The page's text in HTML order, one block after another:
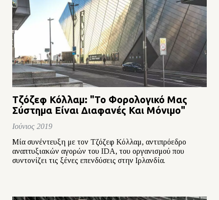
Τζόζεφ Κόλλαμ: "Το Φορολογικό Μας
Σύστημα Είναι Διαφανές Και Μόνιμο"
Ιούνιος 2019
Μία συνέντευξη με τον Τζόζεφ Κόλλαμ, αντιπρόεδρο
αναπτυξιακών αγορών του IDA, του οργανισμού που
συντονίζει τις ξένες επενδύσεις στην Ιρλανδία.